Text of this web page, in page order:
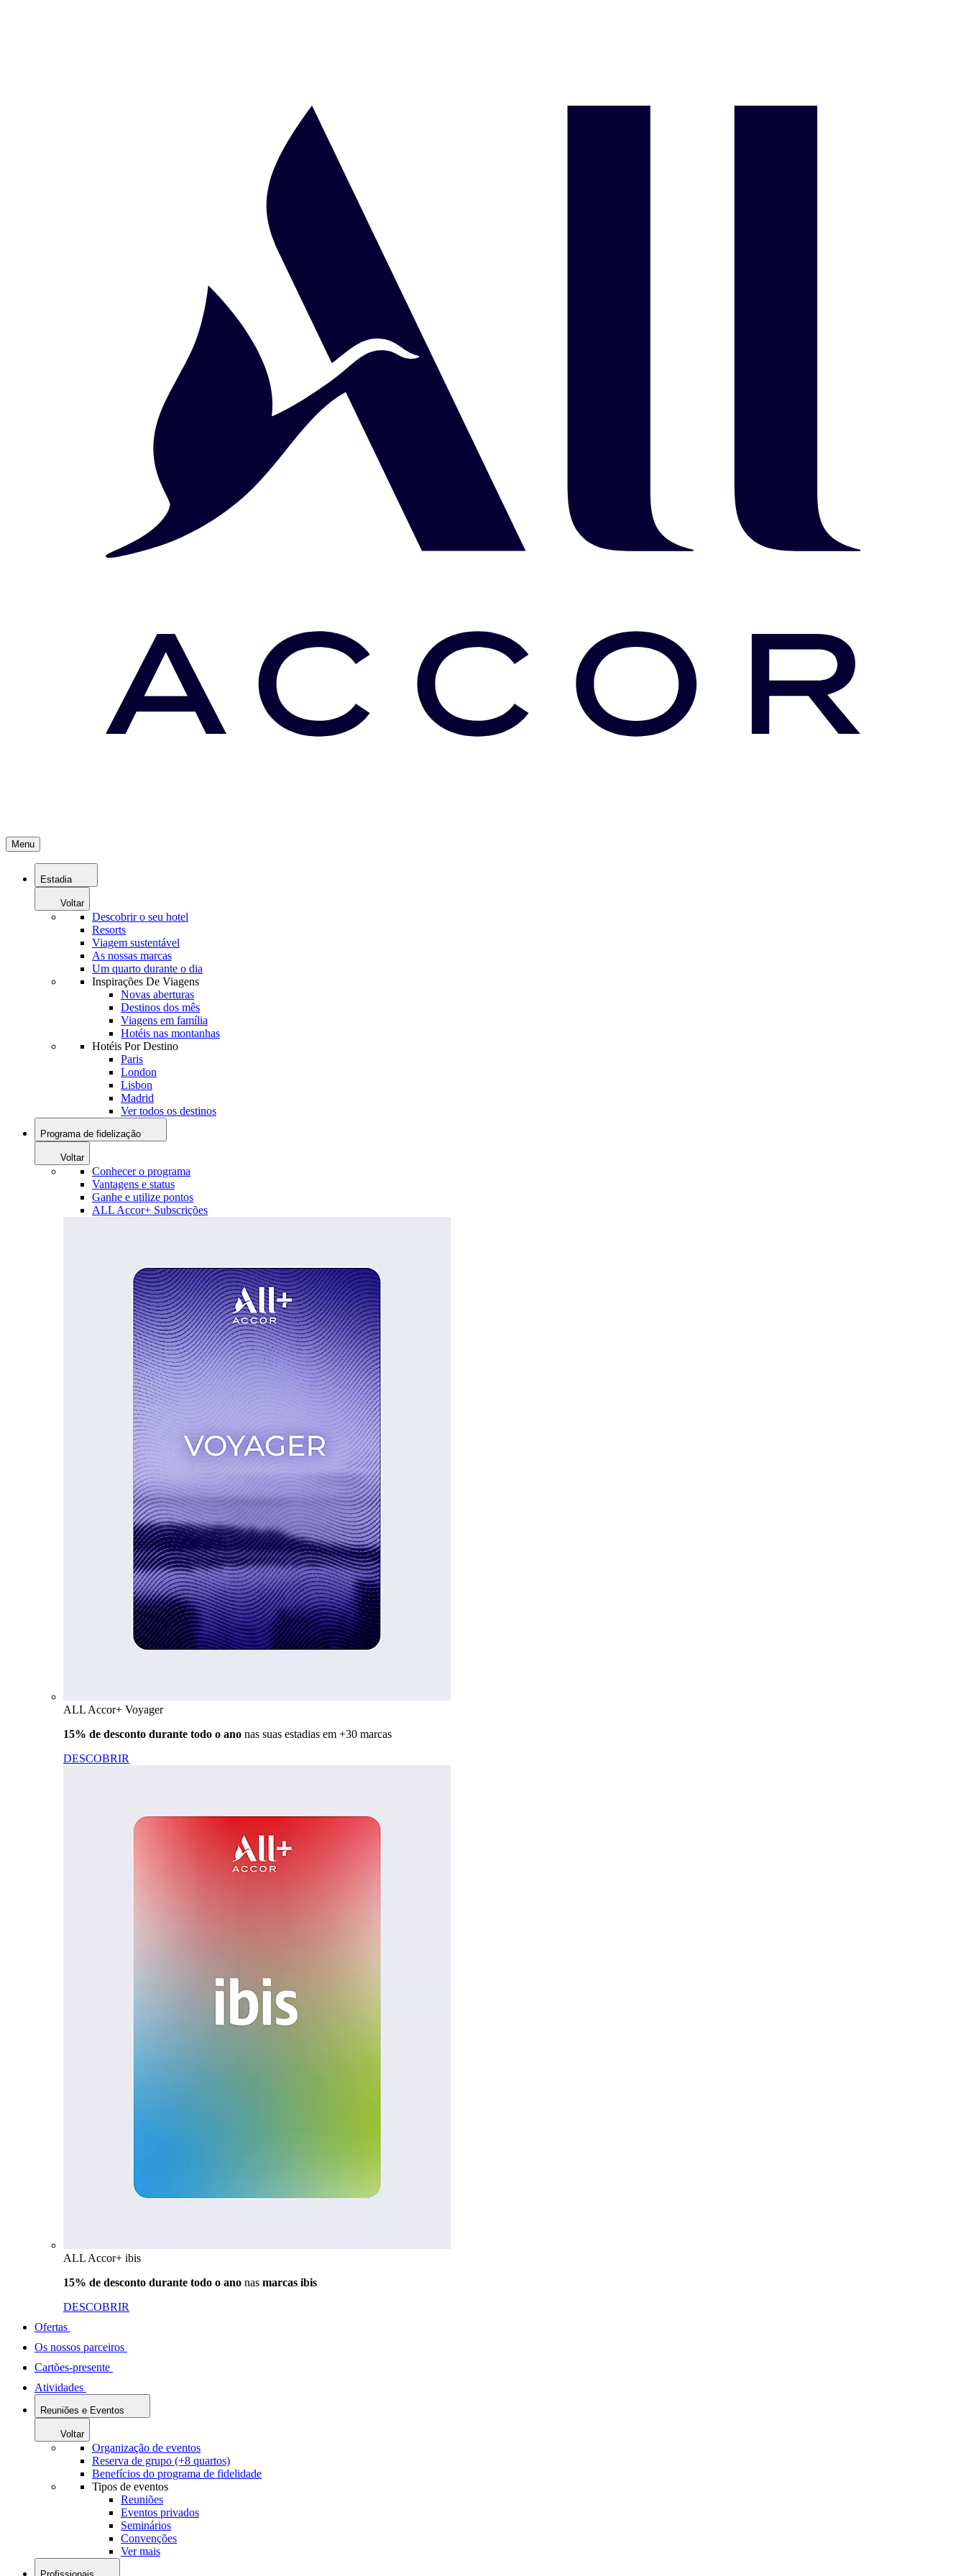
Menu
Estadia
Voltar
Descobrir o seu hotel
Resorts
Viagem sustentável
As nossas marcas
Um quarto durante o dia
Inspirações De Viagens
Novas aberturas
Destinos dos mês
Viagens em família
Hotéis nas montanhas
Hotéis Por Destino
Paris
London
Lisbon
Madrid
Ver todos os destinos
Programa de fidelização
Voltar
Conhecer o programa
Vantagens e status
Ganhe e utilize pontos
ALL Accor+ Subscrições
ALL Accor+ Voyager
15% de desconto durante todo o ano nas suas estadias em +30 marcas
DESCOBRIR
ALL Accor+ ibis
15% de desconto durante todo o ano nas marcas ibis
DESCOBRIR
Ofertas
Os nossos parceiros
Cartões-presente
Atividades
Reuniões e Eventos
Voltar
Organização de eventos
Reserva de grupo (+8 quartos)
Benefícios do programa de fidelidade
Tipos de eventos
Reuniões
Eventos privados
Seminários
Convenções
Ver mais